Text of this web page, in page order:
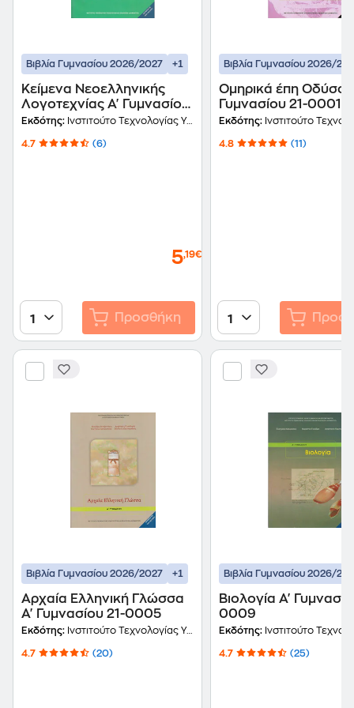
Βιβλία Γυμνασίου 2026/2027 +1
Κείμενα Νεοελληνικής
Λογοτεχνίας Α' Γυμνασίου
21-0025
Εκδότης: Ινστιτούτο Τεχνολογίας Υπολογιστών και Εκδόσεων Διόφαντος
4.7 (6)
5,19€
1 Προσθήκη
Βιβλία Γυμνασίου 2026/
Ομηρικά έπη
Γυμνασίου 21-0001
Εκδότης: Ινστιτούτο Τεχνολογίας Υπολογιστών και
4.8 (11)
1
Βιβλία Γυμνασίου 2026/2027 +1
Αρχαία Ελληνική Γλώσσα
Α' Γυμνασίου 21-0005
Εκδότης: Ινστιτούτο Τεχνολογίας Υπολογιστών και Εκδόσεων Διόφαντος
4.7 (20)
Βιβλία Γυμνασίου 2026/
Βιολογία Α'
0009
Εκδότης: Ινστιτούτο Τεχνολογίας Υπολογιστών και
4.7 (25)